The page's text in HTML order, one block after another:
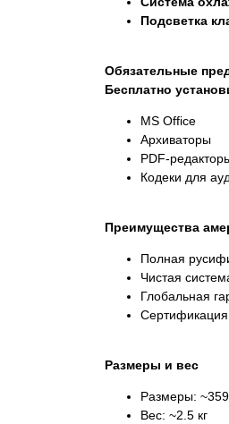
Подсветка
Обязательные
Бесплатно
MS Office
Архиваторы
PDF-
Кодеки для
Преимущества
Полная
Чистая
Глобальная
Сертификация
Размеры и вес
Размеры:
Вес: ~2.5 кг